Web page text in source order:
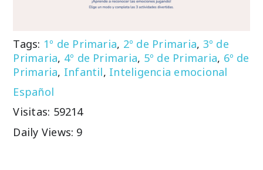
Tags: 1º de Primaria, 2º de Primaria, 3º de
Primaria, 4º de Primaria, 5º de Primaria, 6º de
Primaria, Infantil, Inteligencia emocional
Español
Visitas: 59214
Daily Views: 9